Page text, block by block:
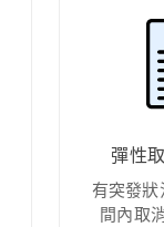
彈性
有突發
間內取